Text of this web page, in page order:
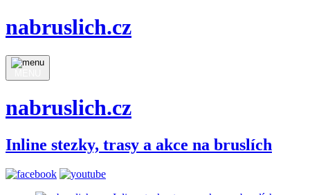
nabruslich.cz
nabruslich.cz
Inline stezky, trasy a akce na bruslích